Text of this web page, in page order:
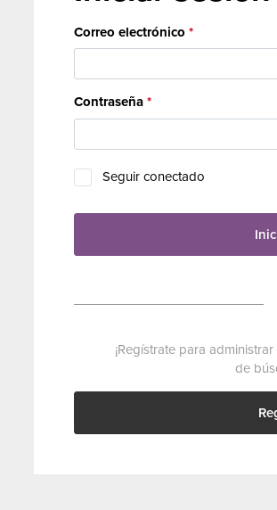
Correo electrónico
Contraseña
Seguir conectado
¡Regístrate para
de